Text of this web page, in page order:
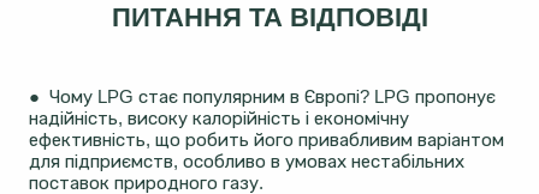
ПИТАННЯ ТА ВІДПОВІДІ
● Чому LPG стає популярним в Європі? LPG пропонує
надійність, високу калорійність і економічну
ефективність, що робить його привабливим варіантом
для підприємств, особливо в умовах нестабільних
поставок природного газу.